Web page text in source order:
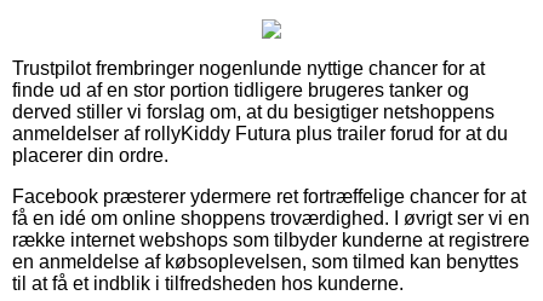
Trustpilot frembringer nogenlunde nyttige chancer for at
finde ud af en stor portion tidligere brugeres tanker og
derved stiller vi forslag om, at du besigtiger netshoppens
anmeldelser af rollyKiddy Futura plus trailer forud for at du
placerer din ordre.
Facebook præsterer ydermere ret fortræffelige chancer for at
få en idé om online shoppens troværdighed. I øvrigt ser vi en
række internet webshops som tilbyder kunderne at registrere
en anmeldelse af købsoplevelsen, som tilmed kan benyttes
til at få et indblik i tilfredsheden hos kunderne.